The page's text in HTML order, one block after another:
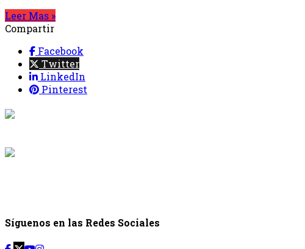
Leer Mas »
Compartir
Facebook
Twitter
LinkedIn
Pinterest
Síguenos en las Redes Sociales